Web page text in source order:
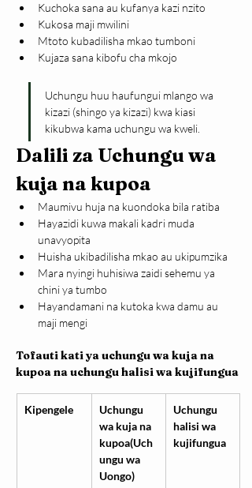
Kuchoka sana au kufanya kazi nzito
Kukosa maji mwilini
Mtoto kubadilisha mkao tumboni
Kujaza sana kibofu cha mkojo
Uchungu huu haufungui mlango wa
kizazi (shingo ya kizazi) kwa kiasi
kikubwa kama uchungu wa kweli.
Dalili za Uchungu wa
kuja na kupoa
Maumivu huja na kuondoka bila ratiba
Hayazidi kuwa makali kadri muda
unavyopita
Huisha ukibadilisha mkao au ukipumzika
Mara nyingi huhisiwa zaidi sehemu ya
chini ya tumbo
Hayandamani na kutoka kwa damu au
maji mengi
Tofauti kati ya uchungu wa kuja na
kupoa na uchungu halisi wa kujifungua
Kipengele
Uchungu
wa kuja na
kupoa(Uch
ungu wa
Uongo)
Uchungu
halisi wa
kujifungua